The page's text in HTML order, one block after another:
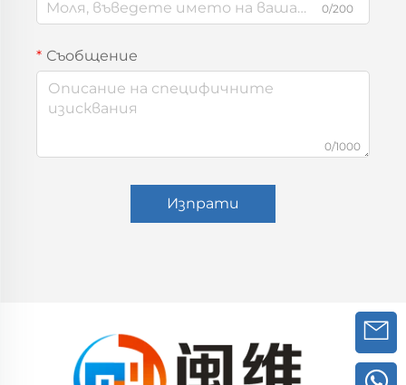
0/200
Съобщение
0/1000
Изпрати